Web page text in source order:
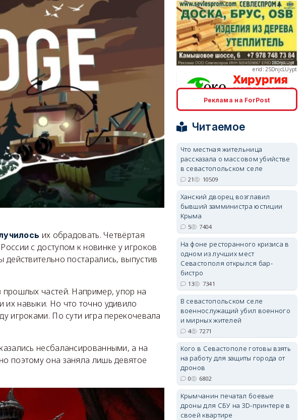
их обрадовать. Четвёртая
с доступом к новинке у игроков
постарались, выпустив
частей. Например, упор на
их навыки. Но что точно удивило
игроками. По сути игра перекочевала
несбалансированными, а на
поэтому она заняла лишь девятое
erid: 2SDnjcLUypt
erid: 2SDnjdPjgYS
Реклама на ForPost
Читаемое
Что местная жительница
рассказала о массовом убийстве
в севастопольском селе
21 10509
Ханский дворец возглавил
бывший замминистра юстиции
Крыма
5 7404
На фоне ресторанного кризиса в
одном из лучших мест
Севастополя открылся бар-
бистро
13 7341
В севастопольском селе
военнослужащий убил военного
и мирных жителей
4 7271
Кого в Севастополе готовы взять
на работу для защиты города от
дронов
0 6802
Крымчанин печатал боевые
дроны для СБУ на 3D-принтере в
своей квартире